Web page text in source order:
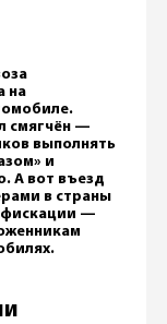
на
смягчён —
выполнять
и
А вот въезд
в страны
—